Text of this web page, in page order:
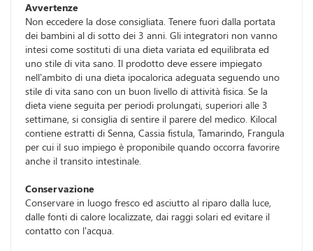
Avvertenze
Non eccedere la dose consigliata. Tenere fuori dalla portata
dei bambini al di sotto dei 3 anni. Gli integratori non vanno
intesi come sostituti di una dieta variata ed equilibrata ed
uno stile di vita sano. Il prodotto deve essere impiegato
nell’ambito di una dieta ipocalorica adeguata seguendo uno
stile di vita sano con un buon livello di attività fisica. Se la
dieta viene seguita per periodi prolungati, superiori alle 3
settimane, si consiglia di sentire il parere del medico. Kilocal
contiene estratti di Senna, Cassia fistula, Tamarindo, Frangula
per cui il suo impiego è proponibile quando occorra favorire
anche il transito intestinale.
Conservazione
Conservare in luogo fresco ed asciutto al riparo dalla luce,
dalle fonti di calore localizzate, dai raggi solari ed evitare il
contatto con l'acqua.